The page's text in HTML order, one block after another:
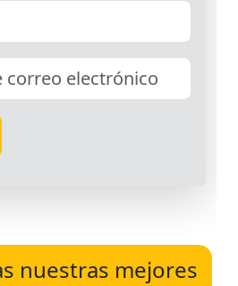
nuestras mejores